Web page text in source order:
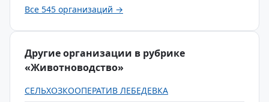
Все 545 организаций →
Другие организации в рубрике
«Животноводство»
СЕЛЬХОЗКООПЕРАТИВ ЛЕБЕДЕВКА